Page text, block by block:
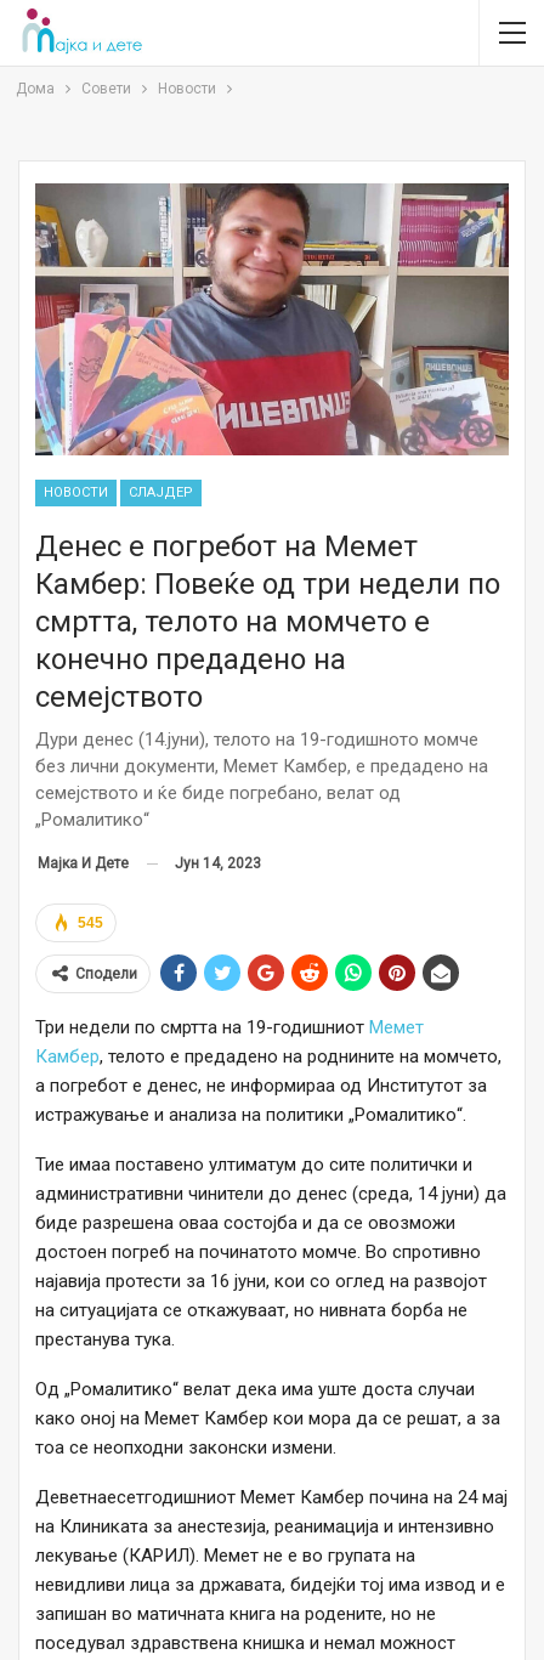
Дома Совети Новости
НОВОСТИ СЛАЈДЕР
Денес е погребот на Мемет
Камбер: Повеќе од три недели по
смртта, телото на момчето е
конечно предадено на
семејството
Дури денес (14.јуни), телото на 19-годишното момче
без лични документи, Мемет Камбер, е предадено на
семејството и ќе биде погребано, велат од
„Ромалитико“
Мајка И Дете Јун 14, 2023
545
Сподели
Три недели по смртта на 19-годишниот Мемет
Камбер, телото е предадено на роднините на момчето,
а погребот е денес, не информираа од Институтот за
истражување и анализа на политики „Ромалитико“.
Тие имаа поставено ултиматум до сите политички и
административни чинители до денес (среда, 14 јуни) да
биде разрешена оваа состојба и да се овозможи
достоен погреб на починатото момче. Во спротивно
најавија протести за 16 јуни, кои со оглед на развојот
на ситуацијата се откажуваат, но нивната борба не
престанува тука.
Од „Ромалитико“ велат дека има уште доста случаи
како оној на Мемет Камбер кои мора да се решат, а за
тоа се неопходни законски измени.
Деветнаесетгодишниот Мемет Камбер почина на 24 мај
на Клиниката за анестезија, реанимација и интензивно
лекување (КАРИЛ). Мемет не е во групата на
невидливи лица за државата, бидејќи тој има извод и е
запишан во матичната книга на родените, но не
поседувал здравствена книшка и немал можност